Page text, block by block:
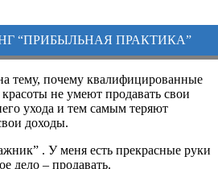
“ПРИБЫЛЬНАЯ ПРАКТИКА”
тему, почему квалифицированные
не умеют продавать свои
ухода и тем самым теряют
доходы.
. У меня есть прекрасные руки
дело – продавать.